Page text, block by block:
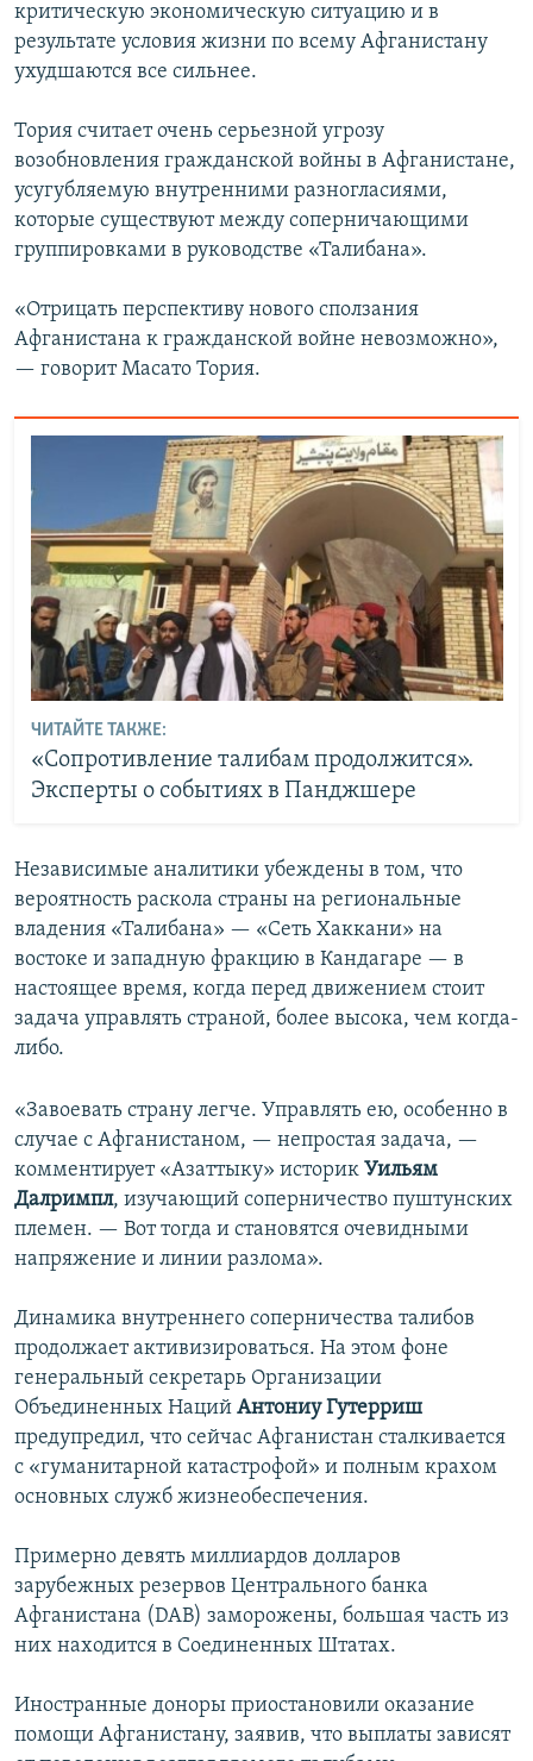
критическую экономическую ситуацию и в
результате условия жизни по всему Афганистану
ухудшаются все сильнее.
Тория считает очень серьезной угрозу
возобновления гражданской войны в Афганистане,
усугубляемую внутренними разногласиями,
которые существуют между соперничающими
группировками в руководстве «Талибана».
«Отрицать перспективу нового сползания
Афганистана к гражданской войне невозможно»,
— говорит Масато Тория.
ЧИТАЙТЕ ТАКЖЕ:
«Сопротивление талибам продолжится».
Эксперты о событиях в Панджшере
Независимые аналитики убеждены в том, что
вероятность раскола страны на региональные
владения «Талибана» — «Сеть Хаккани» на
востоке и западную фракцию в Кандагаре — в
настоящее время, когда перед движением стоит
задача управлять страной, более высока, чем когда-
либо.
«Завоевать страну легче. Управлять ею, особенно в
случае с Афганистаном, — непростая задача, —
комментирует «Азаттыку» историк Уильям
Далримпл, изучающий соперничество пуштунских
племен. — Вот тогда и становятся очевидными
напряжение и линии разлома».
Динамика внутреннего соперничества талибов
продолжает активизироваться. На этом фоне
генеральный секретарь Организации
Объединенных Наций Антониу Гутерриш
предупредил, что сейчас Афганистан сталкивается
с «гуманитарной катастрофой» и полным крахом
основных служб жизнеобеспечения.
Примерно девять миллиардов долларов
зарубежных резервов Центрального банка
Афганистана (DAB) заморожены, большая часть из
них находится в Соединенных Штатах.
Иностранные доноры приостановили оказание
помощи Афганистану, заявив, что выплаты зависят